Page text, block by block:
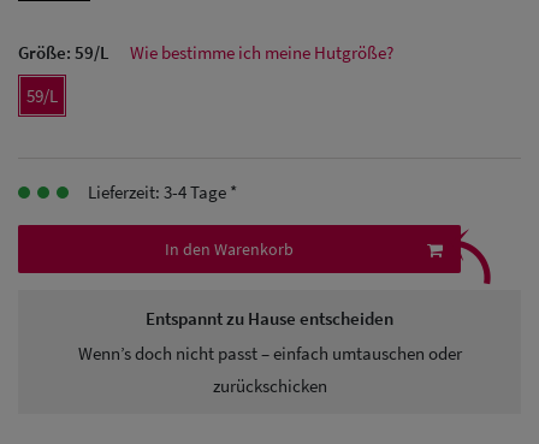
Herren
Baseball Cpas
Schutz Caps
Größe: 59/L
Wie bestimme ich meine Hutgröße?
59/L
Lieferzeit: 3-4 Tage *
In den Warenkorb
Entspannt zu Hause entscheiden
Wenn’s doch nicht passt – einfach umtauschen oder
zurückschicken
⤹